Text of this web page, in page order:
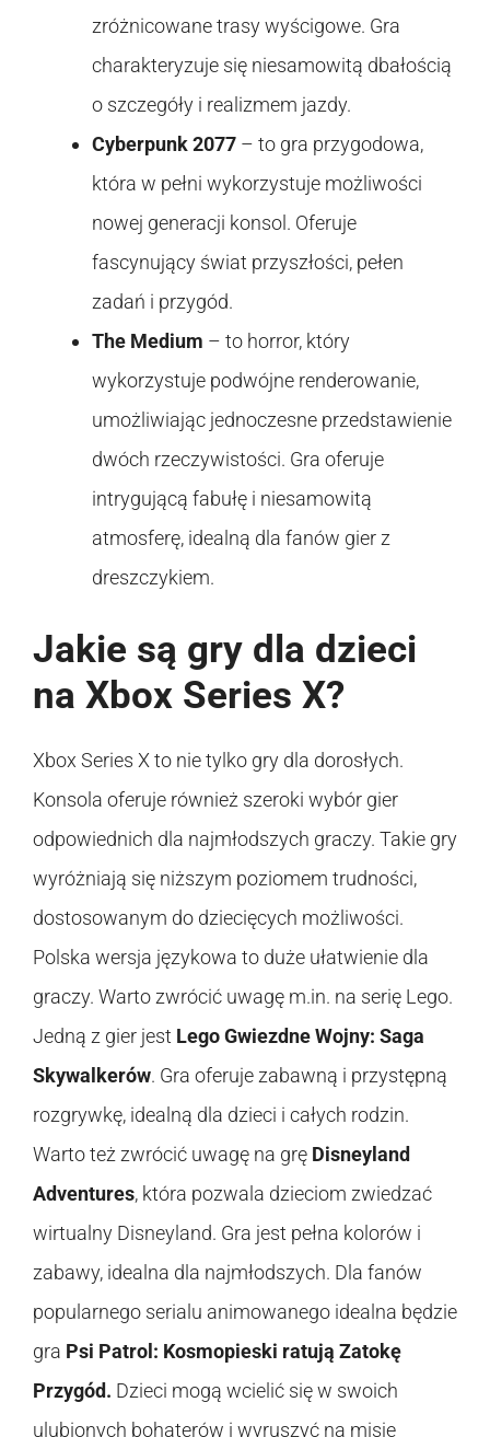
zróżnicowane trasy wyścigowe. Gra
charakteryzuje się niesamowitą dbałością
o szczegóły i realizmem jazdy.
Cyberpunk 2077 – to gra przygodowa,
która w pełni wykorzystuje możliwości
nowej generacji konsol. Oferuje
fascynujący świat przyszłości, pełen
zadań i przygód.
The Medium – to horror, który
wykorzystuje podwójne renderowanie,
umożliwiając jednoczesne przedstawienie
dwóch rzeczywistości. Gra oferuje
intrygującą fabułę i niesamowitą
atmosferę, idealną dla fanów gier z
dreszczykiem.
Jakie są gry dla dzieci
na Xbox Series X?
Xbox Series X to nie tylko gry dla dorosłych.
Konsola oferuje również szeroki wybór gier
odpowiednich dla najmłodszych graczy. Takie gry
wyróżniają się niższym poziomem trudności,
dostosowanym do dziecięcych możliwości.
Polska wersja językowa to duże ułatwienie dla
graczy. Warto zwrócić uwagę m.in. na serię Lego.
Jedną z gier jest Lego Gwiezdne Wojny: Saga
Skywalkerów. Gra oferuje zabawną i przystępną
rozgrywkę, idealną dla dzieci i całych rodzin.
Warto też zwrócić uwagę na grę Disneyland
Adventures, która pozwala dzieciom zwiedzać
wirtualny Disneyland. Gra jest pełna kolorów i
zabawy, idealna dla najmłodszych. Dla fanów
popularnego serialu animowanego idealna będzie
gra Psi Patrol: Kosmopieski ratują Zatokę
Przygód. Dzieci mogą wcielić się w swoich
ulubionych bohaterów i wyruszyć na misje